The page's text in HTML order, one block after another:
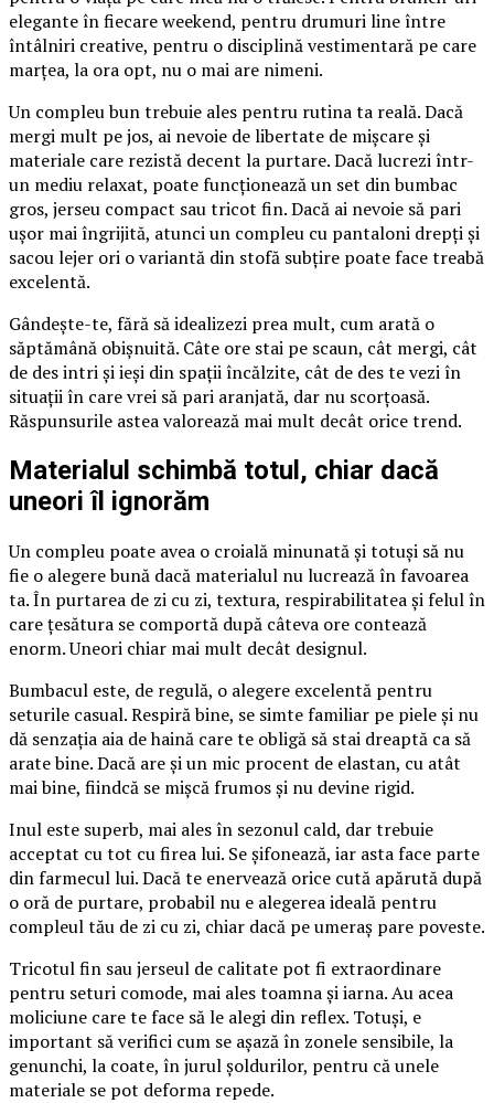
elegante în fiecare weekend, pentru drumuri line între
întâlniri creative, pentru o disciplină vestimentară pe care
marțea, la ora opt, nu o mai are nimeni.
Un compleu bun trebuie ales pentru rutina ta reală. Dacă
mergi mult pe jos, ai nevoie de libertate de mișcare și
materiale care rezistă decent la purtare. Dacă lucrezi într-
un mediu relaxat, poate funcționează un set din bumbac
gros, jerseu compact sau tricot fin. Dacă ai nevoie să pari
ușor mai îngrijită, atunci un compleu cu pantaloni drepți și
sacou lejer ori o variantă din stofă subțire poate face treabă
excelentă.
Gândește-te, fără să idealizezi prea mult, cum arată o
săptămână obișnuită. Câte ore stai pe scaun, cât mergi, cât
de des intri și ieși din spații încălzite, cât de des te vezi în
situații în care vrei să pari aranjată, dar nu scorțoasă.
Răspunsurile astea valorează mai mult decât orice trend.
Materialul schimbă totul, chiar dacă
uneori îl ignorăm
Un compleu poate avea o croială minunată și totuși să nu
fie o alegere bună dacă materialul nu lucrează în favoarea
ta. În purtarea de zi cu zi, textura, respirabilitatea și felul în
care țesătura se comportă după câteva ore contează
enorm. Uneori chiar mai mult decât designul.
Bumbacul este, de regulă, o alegere excelentă pentru
seturile casual. Respiră bine, se simte familiar pe piele și nu
dă senzația aia de haină care te obligă să stai dreaptă ca să
arate bine. Dacă are și un mic procent de elastan, cu atât
mai bine, fiindcă se mișcă frumos și nu devine rigid.
Inul este superb, mai ales în sezonul cald, dar trebuie
acceptat cu tot cu firea lui. Se șifonează, iar asta face parte
din farmecul lui. Dacă te enervează orice cută apărută după
o oră de purtare, probabil nu e alegerea ideală pentru
compleul tău de zi cu zi, chiar dacă pe umeraș pare poveste.
Tricotul fin sau jerseul de calitate pot fi extraordinare
pentru seturi comode, mai ales toamna și iarna. Au acea
moliciune care te face să le alegi din reflex. Totuși, e
important să verifici cum se așază în zonele sensibile, la
genunchi, la coate, în jurul șoldurilor, pentru că unele
materiale se pot deforma repede.